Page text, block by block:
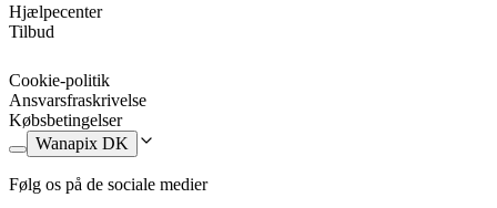
Hjælpecenter
Tilbud
Cookie-politik
Ansvarsfraskrivelse
Købsbetingelser
Wanapix DK
Følg os på de sociale medier